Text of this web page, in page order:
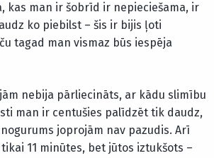
kas man ir šobrīd ir nepieciešama, ir
ko piebilst – šis ir bijis ļoti
tagad man vismaz būs iespēja
nebija pārliecināts, ar kādu slimību
man ir centušies palīdzēt tik daudz,
joprojām nav pazudis. Arī
11 minūtes, bet jūtos iztukšots –